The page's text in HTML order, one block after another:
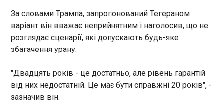
спеціаліста. Системне отруєння організму після
процедури є серйозною побічною реакцією, яка
несе загрозу життю. Нагадаємо, у квітні 2025
року у Запоріжжі зафіксували перший випадок
ятрогенного ботулізму. Жінка захворіла після
спалах ботулізму серед немовлят через дитячу
суміш
Канцлер Німеччини Фрідріх Мерц провів
телефонну розмову з президентом США
Дональдом Трампом, коли той повертався з
Китаю. Про це Мерц повідомив у соцмережі Х,
вони із президентом США дійшли згоди у
питанні того, що Іран має негайно сісти за стіл
переговорів та відкрити Ормузьку протоку.
ЧИТАТЬ
За словами Трампа, запропонований Тегераном
варіант він вважає неприйнятним і наголосив, що не
розглядає сценарії, які допускають будь-яке
збагачення урану.
"Двадцять років - це достатньо, але рівень гарантій
від них недостатній. Це має бути справжні 20 років", -
зазначив він.